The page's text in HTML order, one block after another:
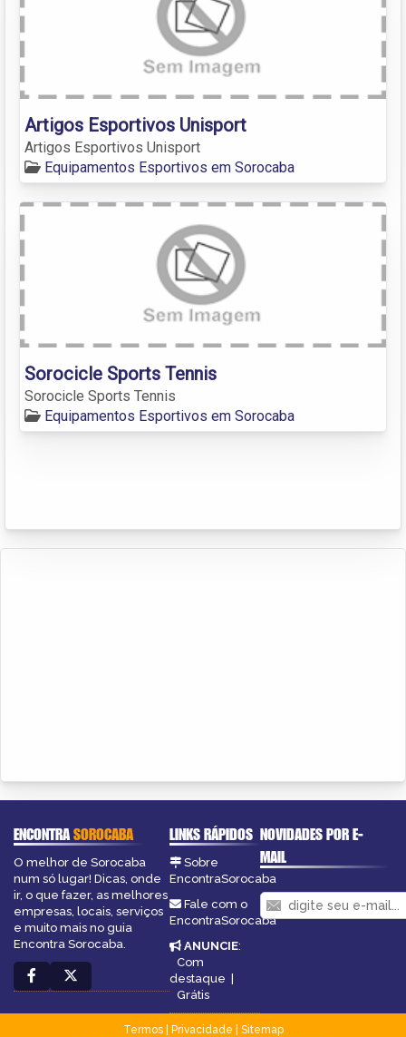
Artigos Esportivos Unisport
Artigos Esportivos Unisport
Equipamentos Esportivos em Sorocaba
Sorocicle Sports Tennis
Sorocicle Sports Tennis
Equipamentos Esportivos em Sorocaba
ENCONTRASOROCABA
O melhor de Sorocaba
num só lugar! Dicas, onde
ir, o que fazer, as melhores
empresas, locais, serviços
e muito mais no guia
Encontra Sorocaba.
LINKS RÁPIDOS
Sobre
EncontraSorocaba
Fale com o
EncontraSorocaba
ANUNCIE:
Com
destaque |
Grátis
NOVIDADES POR E-
MAIL
Termos| Privacidade
Sitemap